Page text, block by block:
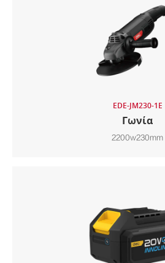
EDE-JM230-1E
Γωνία
2200w230mm